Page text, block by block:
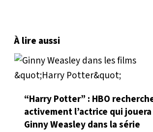
À lire aussi
“Harry Potter” : HBO
activement l’actrice qui jouera
Ginny Weasley dans la série